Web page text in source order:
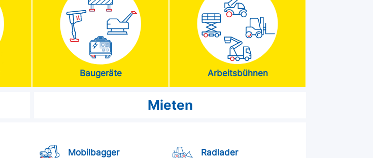
Baugeräte Arbeitsbühnen
Mieten
Mobilbagger Radlader